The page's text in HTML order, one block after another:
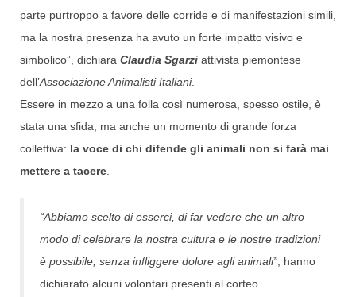
parte purtroppo a favore delle corride e di manifestazioni simili,
ma la nostra presenza ha avuto un forte impatto visivo e
simbolico”, dichiara Claudia Sgarzi attivista piemontese
dell’Associazione Animalisti Italiani.
Essere in mezzo a una folla così numerosa, spesso ostile, è
stata una sfida, ma anche un momento di grande forza
collettiva: la voce di chi difende gli animali non si farà mai
mettere a tacere
“Abbiamo scelto di esserci, di far vedere che un altro
modo di celebrare la nostra cultura e le nostre tradizioni
è possibile, senza infliggere dolore agli animali” , hanno
dichiarato alcuni volontari presenti al corteo.